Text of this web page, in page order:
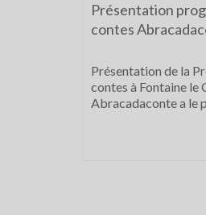
Présentation
contes
Présentation de la
contes à Fontaine le
Abracadaconte a le